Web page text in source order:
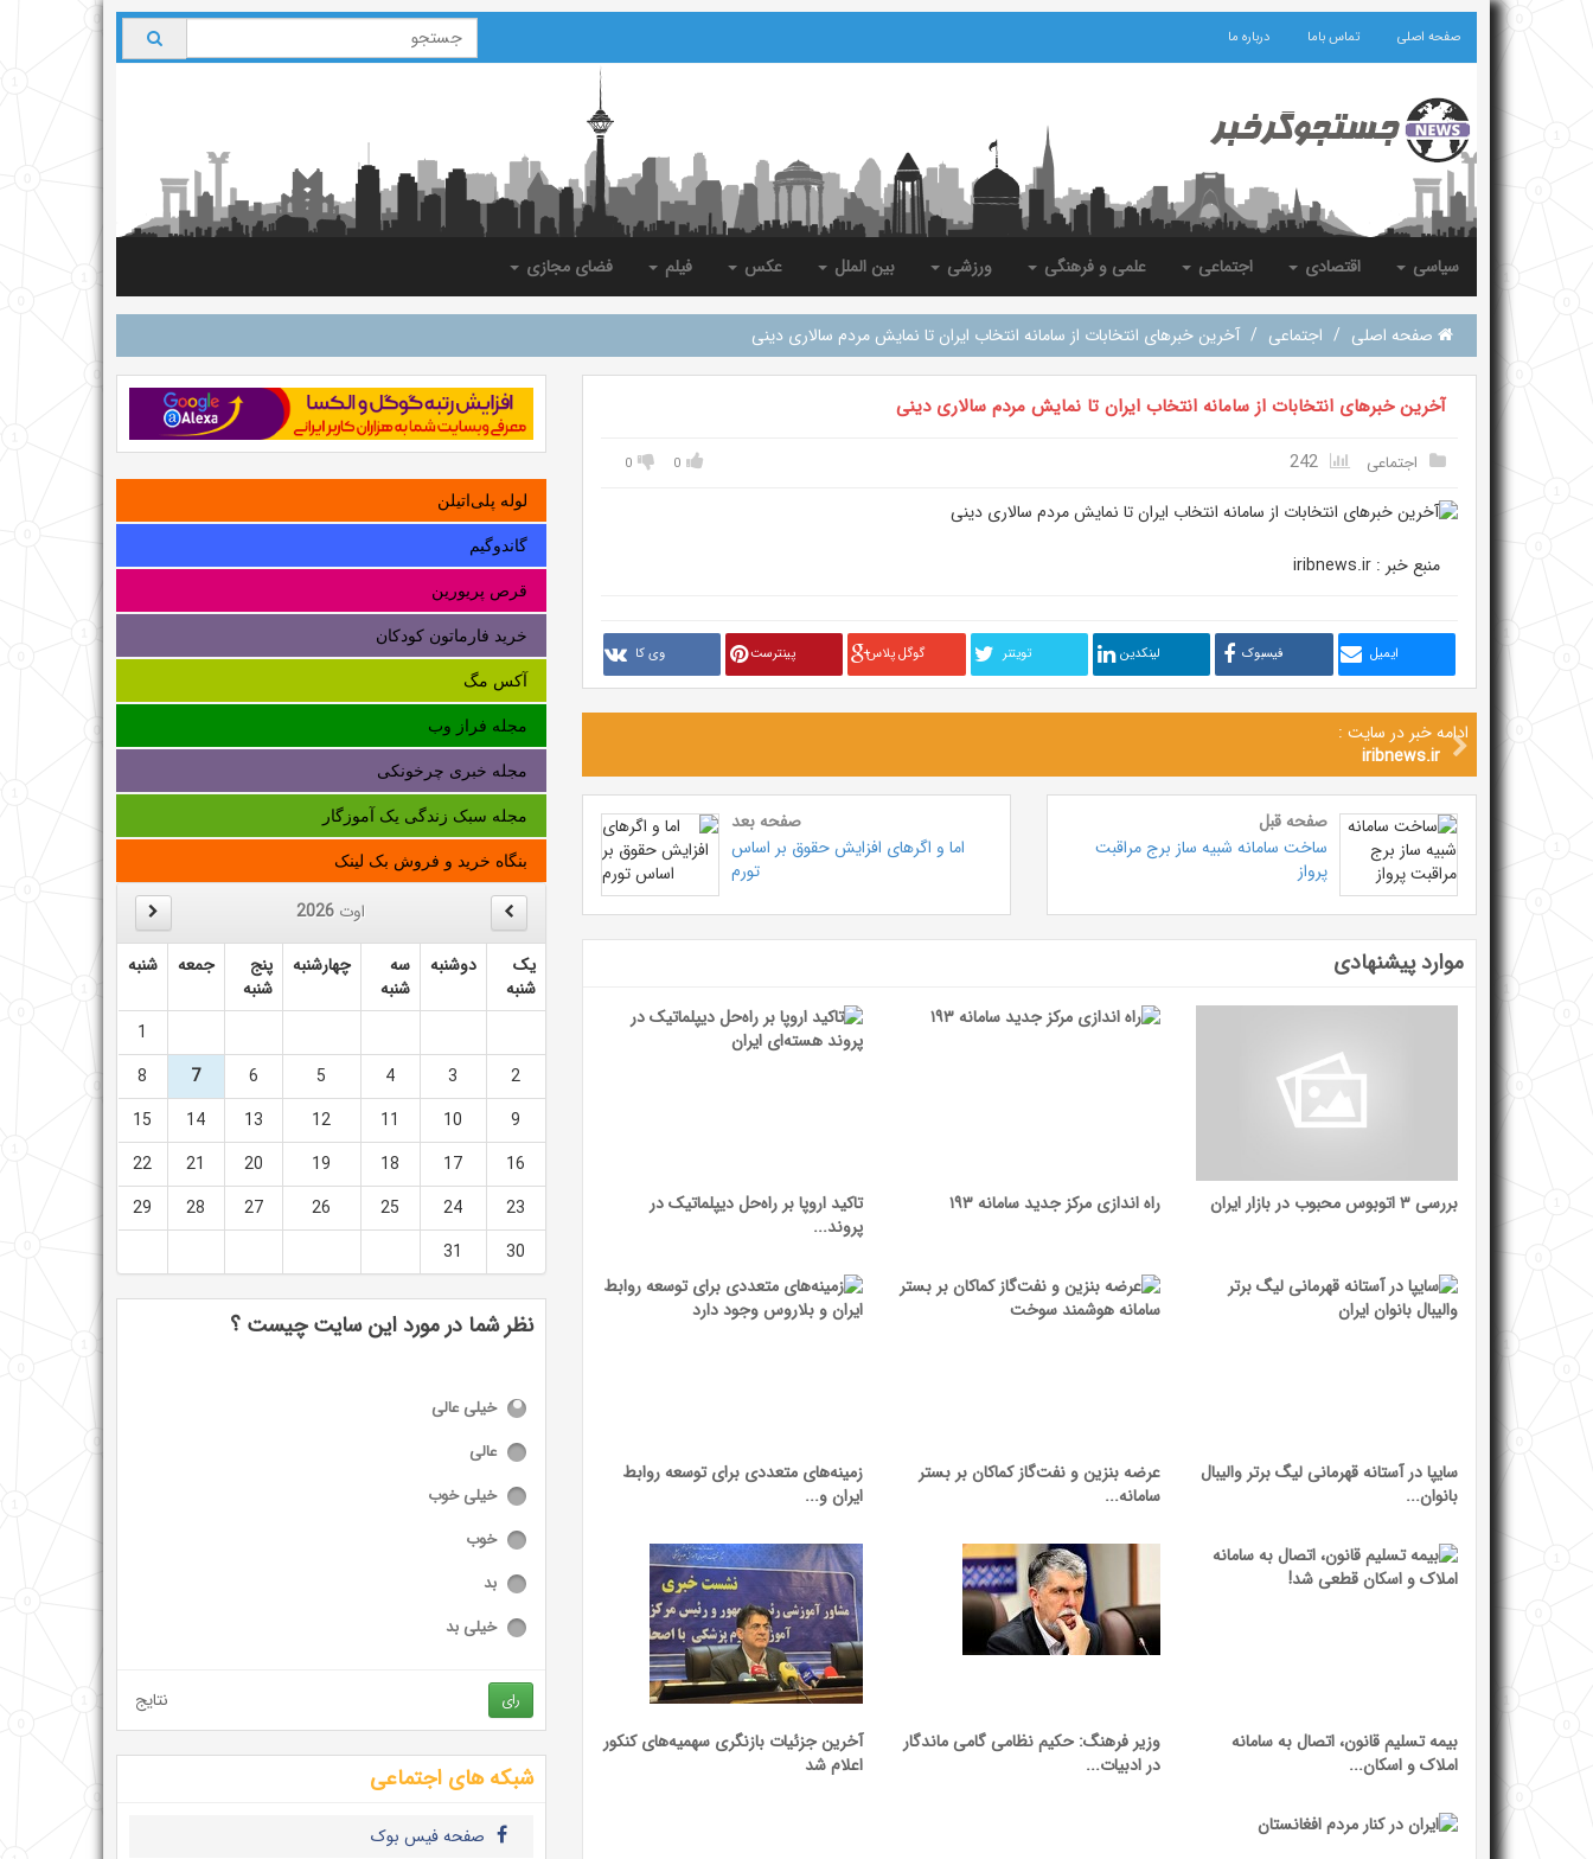
صفحه اصلی تماس باما درباره ما
سیاسی اقتصادی اجتماعی علمی و فرهنگی ورزشی بین الملل عکس فیلم فضای مجازی
صفحه اصلی / اجتماعی / آخرین خبر‌های انتخابات از سامانه انتخاب ایران تا نمایش مردم سالاری دینی
آخرین خبر‌های انتخابات از سامانه انتخاب ایران تا نمایش مردم سالاری دینی
اجتماعی 0
0
منبع خبر : iribnews.ir
ایمیل فیسبوک لینکدین تويتنر گوگل پلاس پینترست وی کا
ادامه خبر در سایت :
iribnews.ir
صفحه قبل
ساخت سامانه شبیه ساز برج مراقبت
پرواز
صفحه بعد
اما و اگرهای افزایش حقوق بر اساس
تورم
موارد پیشنهادی
بررسی ۳ اتوبوس محبوب در بازار ایران راه اندازی مرکز جدید سامانه ۱۹۳
تاکید اروپا بر راه‌حل دیپلماتیک در
پروند...
سایپا در آستانه قهرمانی لیگ برتر والیبال
بانوان...
عرضه بنزین و نفت‌گاز کماکان بر بستر
سامانه...
زمینه‌های متعددی برای توسعه روابط
ایران و...
بیمه تسلیم قانون، اتصال به سامانه
املاک و اسکان...
وزیر فرهنگ: حکیم نظامی گامی ماندگار
در ادبیات...
آخرین جزئیات بازنگری سهمیه‌های کنکور
اعلام شد
لوله‌ پلی‌اتیلن
گاندوگیم
قرص پریورین
خرید فارماتون کودکان
آکس مگ
مجله فراز وب
مجله خبری چرخونکی
مجله سبک زندگی یک آموزگار
بنگاه خرید و فروش بک لینک
اوت 2026
یک
شنبه
دوشنبه
سه
شنبه
چهارشنبه
پنج
شنبه
جمعه شنبه
1
2
3
4
5
6
7
8
9
10
11
12
13
14
15
16
17
18
19
20
21
22
23
24
25
26
27
28
29
30
31
نظر شما در مورد این سایت چیست ؟
خیلی عالی
عالی
خیلی خوب
خوب
بد
خیلی بد
رای نتایج
شبکه های اجتماعی
صفحه فیس بوک